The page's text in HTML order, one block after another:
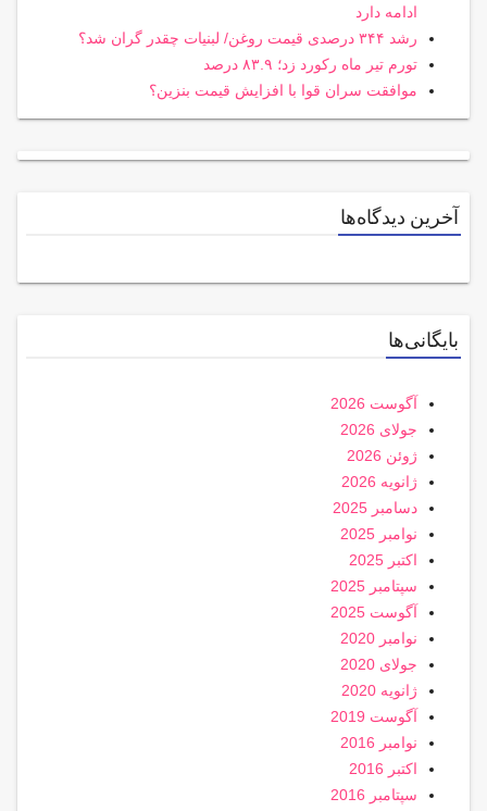
ادامه دارد
رشد ۳۴۴ درصدی قیمت روغن/ لبنیات چقدر گران شد؟
تورم تیر ماه رکورد زد؛ ۸۳.۹ درصد
موافقت سران قوا با افزایش قیمت بنزین؟
آخرین دیدگاه‌ها
بایگانی‌ها
آگوست 2026
جولای 2026
ژوئن 2026
ژانویه 2026
دسامبر 2025
نوامبر 2025
اکتبر 2025
سپتامبر 2025
آگوست 2025
نوامبر 2020
جولای 2020
ژانویه 2020
آگوست 2019
نوامبر 2016
اکتبر 2016
سپتامبر 2016